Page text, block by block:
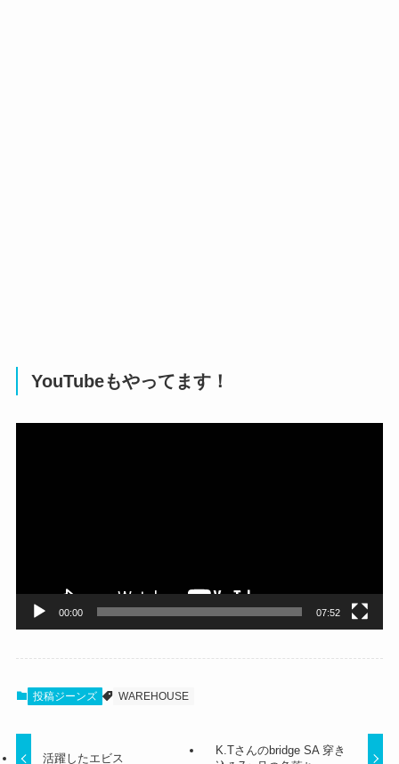
YouTubeもやってます！
00:00 07:52
投稿ジーンズ WAREHOUSE
活躍したエビス
K.Tさんのbridge SA 穿き